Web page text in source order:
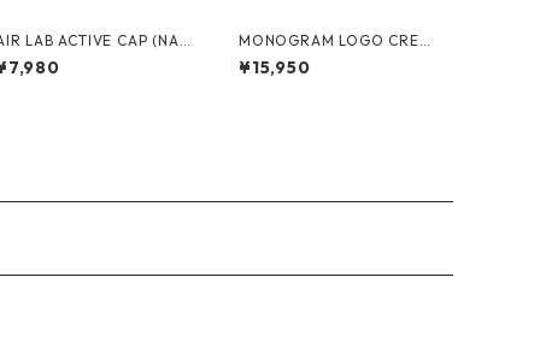
LAB ACTIVE CAP (NAV
MONOGRAM LOGO CREW
SWEAT (BLACK)
¥15,950